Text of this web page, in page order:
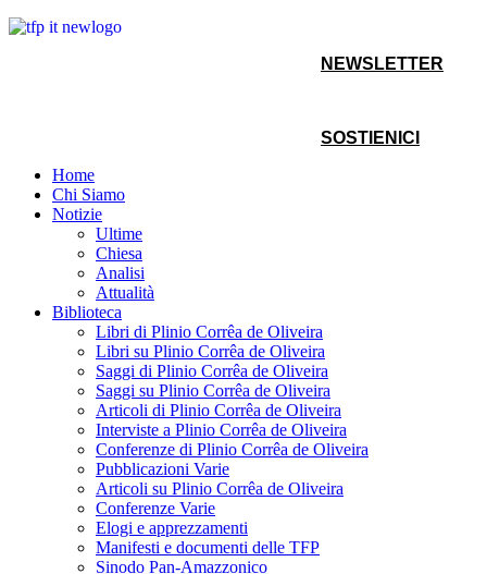
NEWSLETTER
SOSTIENICI
Home
Chi Siamo
Notizie
Ultime
Chiesa
Analisi
Attualità
Biblioteca
Libri di Plinio Corrêa de Oliveira
Libri su Plinio Corrêa de Oliveira
Saggi di Plinio Corrêa de Oliveira
Saggi su Plinio Corrêa de Oliveira
Articoli di Plinio Corrêa de Oliveira
Interviste a Plinio Corrêa de Oliveira
Conferenze di Plinio Corrêa de Oliveira
Pubblicazioni Varie
Articoli su Plinio Corrêa de Oliveira
Conferenze Varie
Elogi e apprezzamenti
Manifesti e documenti delle TFP
Sinodo Pan-Amazzonico